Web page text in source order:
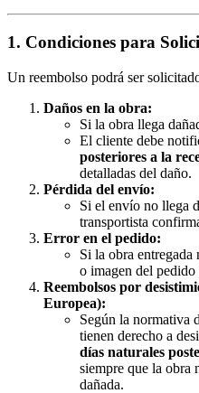
1. Condiciones para
Un reembolso podrá ser
Daños en la obra:
Si la obra llega
El cliente debe
posteriores a la
detalladas del daño.
Pérdida del envío:
Si el envío no llega
transportista
Error en el pedido:
Si la obra
o imagen del
Reembolsos por
Europea):
Según la normativa
tienen derecho a
días naturales
siempre que la obra
dañada.